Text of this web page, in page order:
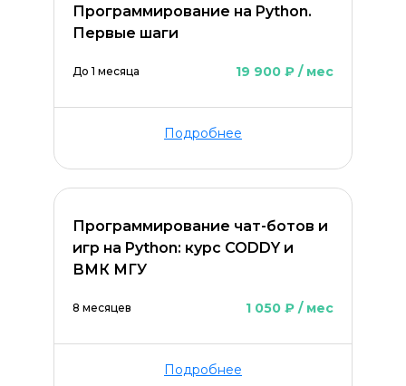
Программирование на Python.
Первые шаги
До 1 месяца 19 900 ₽ / мес
Подробнее
Программирование чат-ботов и
игр на Python: курс CODDY и
ВМК МГУ
8 месяцев 1 050 ₽ / мес
Подробнее